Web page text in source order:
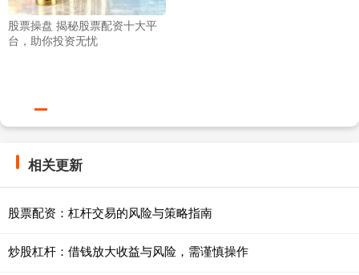
股票操盘 揭秘股票配资十大平
台，助你投资无忧
相关更新
股票配资：杠杆交易的风险与策略指南
炒股杠杆：借钱放大收益与风险，需谨慎操作